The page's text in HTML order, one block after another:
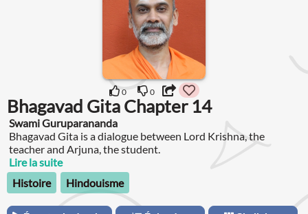
0 0
Bhagavad Gita Chapter 14
Swami Guruparananda
Bhagavad Gita is a dialogue between Lord Krishna, the
teacher and Arjuna, the student.
Lire la suite
Histoire
Hindouisme